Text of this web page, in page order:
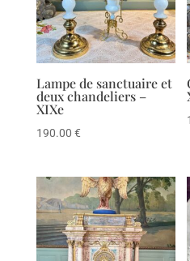
Lampe de sanctuaire et
deux chandeliers –
XIXe
190.00 €